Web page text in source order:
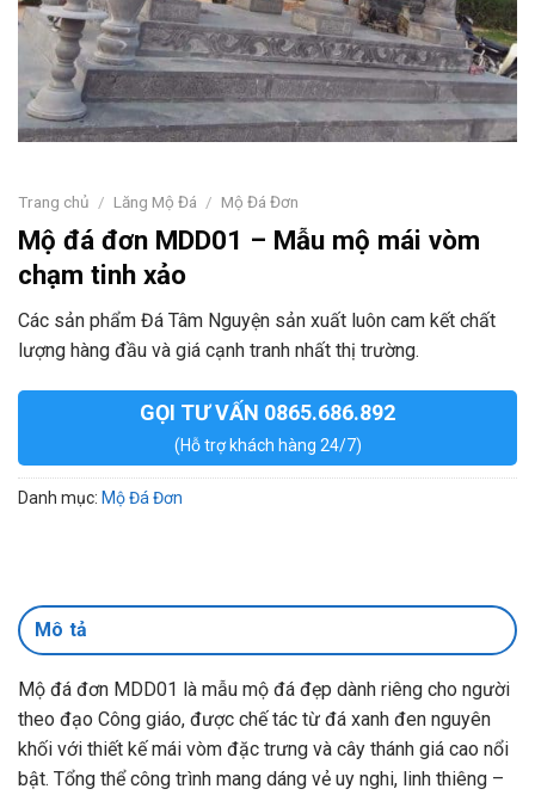
Trang chủ / Lăng Mộ Đá / Mộ Đá Đơn
Mộ đá đơn MDD01 – Mẫu mộ mái vòm
chạm tinh xảo
Các sản phẩm Đá Tâm Nguyện sản xuất luôn cam kết chất
lượng hàng đầu và giá cạnh tranh nhất thị trường.
GỌI TƯ VẤN 0865.686.892
(Hỗ trợ khách hàng 24/7)
Danh mục: Mộ Đá Đơn
Mô tả
Mộ đá đơn MDD01 là mẫu mộ đá đẹp dành riêng cho người
theo đạo Công giáo, được chế tác từ đá xanh đen nguyên
khối với thiết kế mái vòm đặc trưng và cây thánh giá cao nổi
bật. Tổng thể công trình mang dáng vẻ uy nghi, linh thiêng –